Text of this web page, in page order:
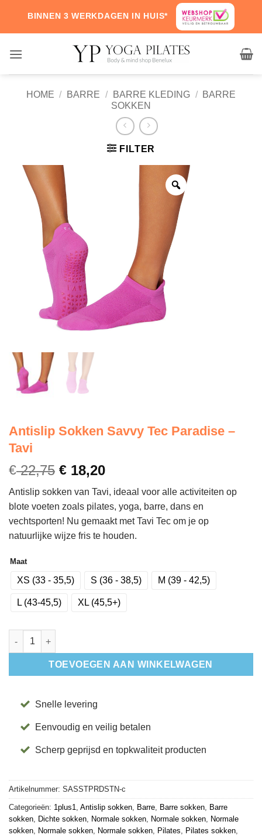
content
BINNEN 3 WERKDAGEN IN HUIS*
HOME / BARRE / BARRE KLEDING /
BARRE
SOKKEN
FILTER
Antislip Sokken Savvy Tec Paradise –
Tavi
€22,75 € 18,20
Antislip sokken van Tavi, ideaal voor alle activiteiten op
blote voeten zoals pilates, yoga, barre, dans en
vechtsporten! Nu gemaakt met Tavi Tec om je op
natuurlijke wijze fris te houden.
Maat
XS (33 - 35,5) S (36 - 38,5) M (39 - 42,5)
L (43-45,5) XL (45,5+)
Antislip Sokken Savvy Tec Paradise - Tavi aantal
TOEVOEGEN AAN WINKELWAGEN
Snelle levering
Eenvoudig en veilig betalen
Scherp geprijsd en topkwaliteit producten
Artikelnummer: SASSTPRDSTN-c
Categorieën: 1plus1 Antislip sokken Barre Barre sokken
Barre
sokken
Dichte sokken Normale sokken Normale sokken
Normale
sokken
Normale sokken Normale sokken Pilates Pilates sokken